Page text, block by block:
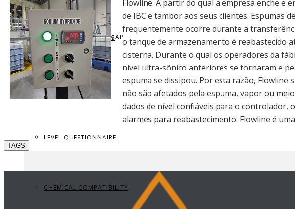
PARTS & ACCESSORIES
DATA CENTER LEVEL MAP
LEVEL LEARNING
LEVEL QUESTIONNAIRE
CHEMICAL COMPATIBILITY
PROVIDE FEEDBACK
CONTACT US
REQUEST BROCHURE
VIEW BROCHURE
Flowline. A partir do qual a empresa enche e
de IBC e tambor aos seus clientes. Espumas
freqüentemente ocorre durante a
o tanque de armazenamento é reabastecido
cisterna. Durante o qual os operadores da
nível ultra-sônico anteriores se tornaram e
espuma se dissipou. Por esta razão, Flowline
não são afetados pela espuma, vapor ou
dados de nível confiáveis para o controlador,
alarmes para reabastecimento. Flowline é
TAGS